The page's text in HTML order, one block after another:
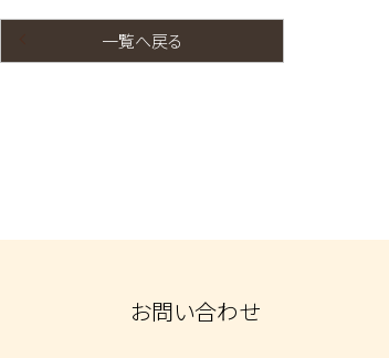
一覧へ戻る
お問い合わせ